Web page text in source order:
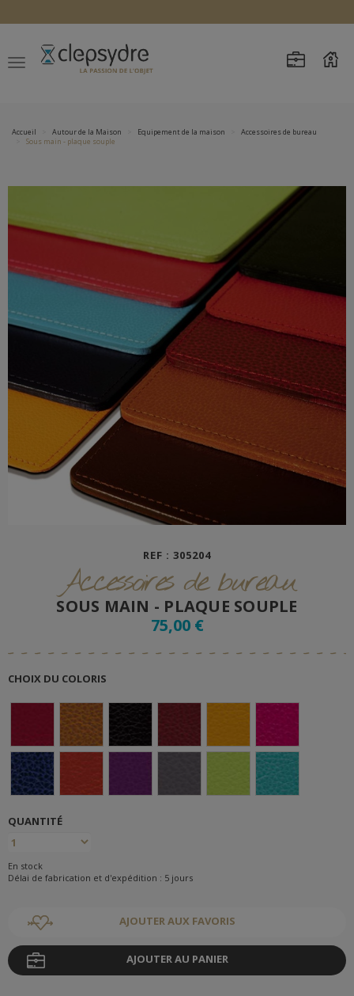
Accueil Autour de la Maison Equipement de la maison
Accessoires de bureau
Sous main - plaque souple
REF : 305204
Accessoires de bureau
SOUS MAIN - PLAQUE SOUPLE
75,00 €
CHOIX DU COLORIS
QUANTITÉ
En stock
Délai de fabrication et d'expédition : 5 jours
AJOUTER AUX FAVORIS
AJOUTER AU PANIER